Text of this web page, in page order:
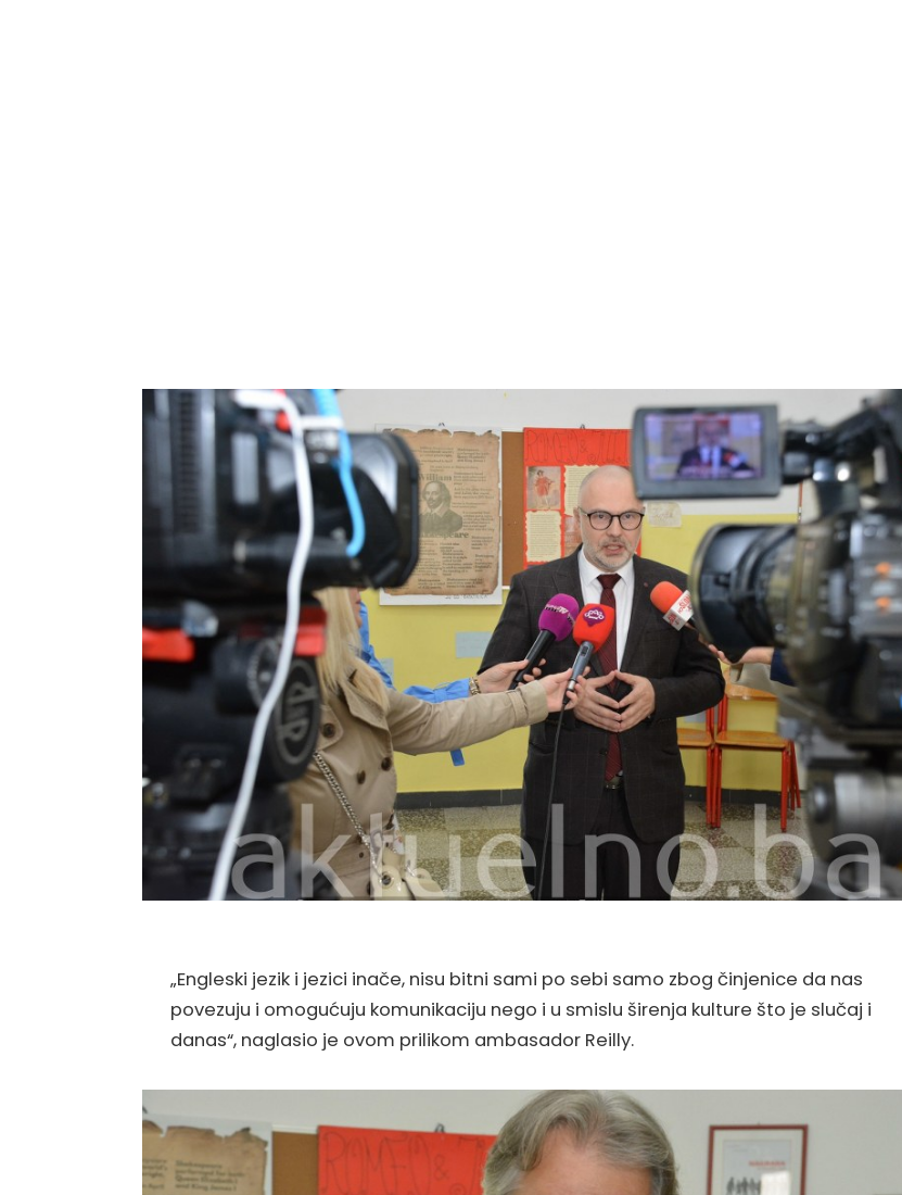
„Engleski jezik i jezici inače, nisu bitni sami po sebi samo zbog činjenice da nas
povezuju i omogućuju komunikaciju nego i u smislu širenja kulture što je slučaj i
danas“, naglasio je ovom prilikom ambasador Reilly.